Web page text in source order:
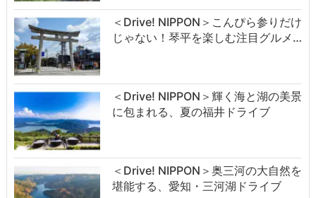
＜Drive! NIPPON＞こんぴら参りだけ
じゃない！琴平を楽しむ注目グルメ…
＜Drive! NIPPON＞輝く海と湖の美景
に包まれる、夏の福井ドライブ
＜Drive! NIPPON＞奥三河の大自然を
堪能する、愛知・三河湖ドライブ